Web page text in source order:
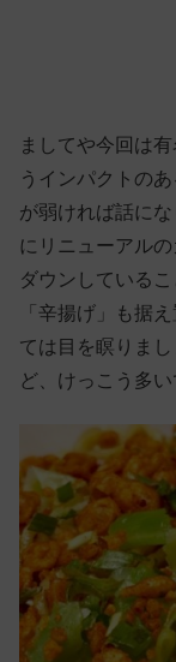
ましてや今回は
うインパクトの
が弱ければ話に
にリニューアル
ダウンしている
「辛揚げ」も据
ては目を瞑りま
ど、けっこう多い